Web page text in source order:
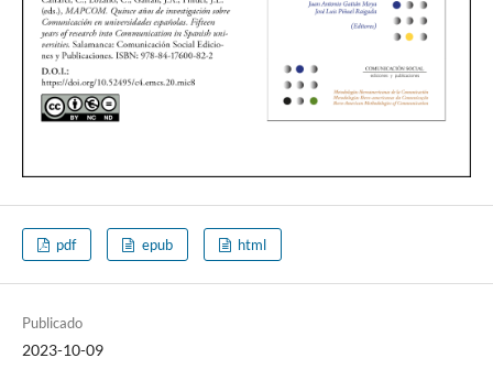
pdf epub html
Publicado
2023-10-09